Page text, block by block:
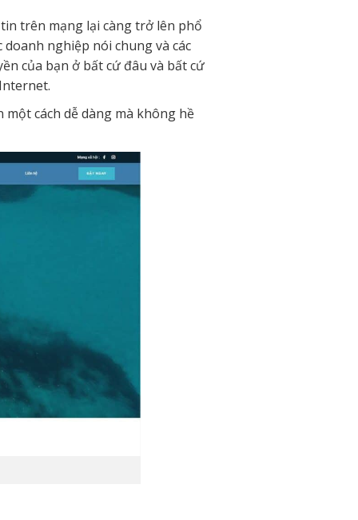
trên mạng lại càng trở lên phổ
nghiệp nói chung và các
của bạn ở bất cứ đâu và bất cứ
cách dễ dàng mà không hề